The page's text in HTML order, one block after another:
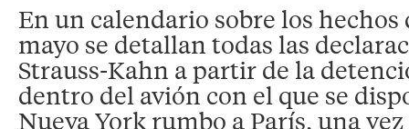
En un calendario sobre los hechos
mayo se detallan todas las
Strauss-Kahn a partir de la
dentro del avión con el que se
Nueva York rumbo a París, una